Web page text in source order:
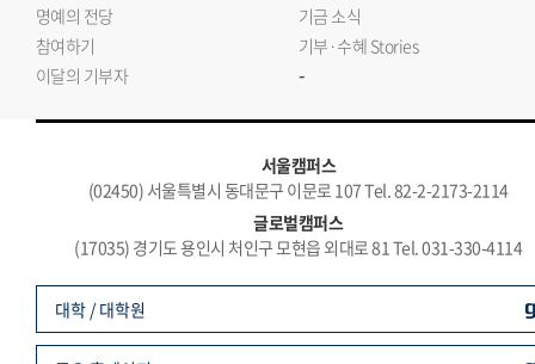
명예의 전당
기금 소식
참여하기
기부·수혜 Stories
이달의 기부자
-
서울캠퍼스
(02450) 서울특별시 동대문구 이문로 107 Tel. 82-2-2173-2114
글로벌캠퍼스
(17035) 경기도 용인시 처인구 모현읍 외대로 81 Tel. 031-330-4114
대학 / 대학원